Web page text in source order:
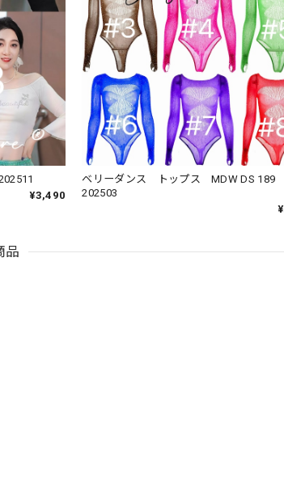
¥3,490
ベリーダンス トップス MDW DS 189
202503
品